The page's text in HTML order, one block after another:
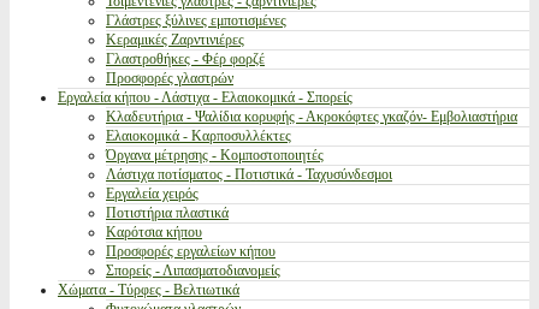
Γλάστρες ξύλινες εμποτισμένες
Κεραμικές Ζαρντινιέρες
Γλαστροθήκες - Φέρ φορζέ
Προσφορές γλαστρών
Εργαλεία κήπου - Λάστιχα - Ελαιοκομικά - Σπορείς
Κλαδευτήρια - Ψαλίδια κορυφής - Ακροκόφτες γκαζόν- Εμβολιαστήρια
Ελαιοκομικά - Καρποσυλλέκτες
Όργανα μέτρησης - Κομποστοποιητές
Λάστιχα ποτίσματος - Ποτιστικά - Ταχυσύνδεσμοι
Εργαλεία χειρός
Ποτιστήρια πλαστικά
Καρότσια κήπου
Προσφορές εργαλείων κήπου
Σπορείς - Λιπασματοδιανομείς
Χώματα - Τύρφες - Βελτιωτικά